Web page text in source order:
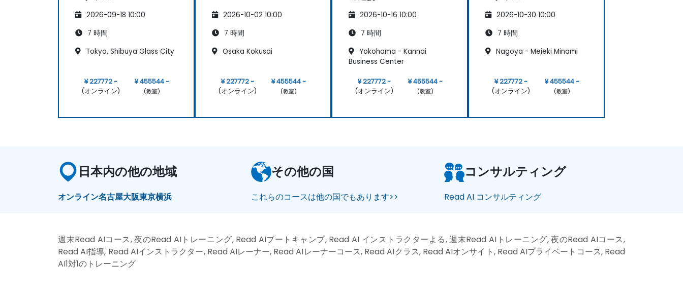
2026-09-18 10:00
7 時間
Tokyo, Shibuya Glass City
¥ 227772 ~
(オンライン)
¥ 455544 ~
(教室)
2026-10-02 10:00
7 時間
Osaka Kokusai
¥ 227772 ~
(オンライン)
¥ 455544 ~
(教室)
2026-10-16 10:00
7 時間
Yokohama - Kannai
Business Center
¥ 227772 ~
(オンライン)
¥ 455544 ~
(教室)
2026-10-30 10:00
7 時間
Nagoya - Meieki Minami
¥ 227772 ~
(オンライン)
¥ 455544 ~
(教室)
日本内の他の地域
オンライン名古屋大阪東京横浜
その他の国
これらのコースは他の国でもあります>>
コンサルティング
Read AI コンサルティング
週末Read AIコース, 夜のRead AIトレーニング, Read AIブートキャンプ, Read AI インストラクターよる, 週末Read AIトレーニング, 夜のRead AIコース,
Read AI指導, Read AIインストラクター, Read AIレーナー, Read AIレーナーコース, Read AIクラス, Read AIオンサイト, Read AIプライベートコース, Read
AI1対1のトレーニング